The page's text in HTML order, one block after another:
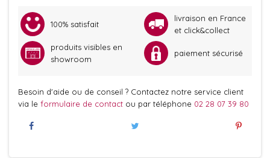
100% satisfait
livraison en France
et click&collect
produits visibles en
showroom
paiement sécurisé
Besoin d'aide ou de conseil ? Contactez notre service client
via le formulaire de contact ou par téléphone 02 28 07 39 80